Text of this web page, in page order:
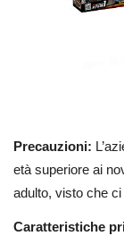
Precauzioni:
età superiore ai
adulto, visto che
Caratteristiche